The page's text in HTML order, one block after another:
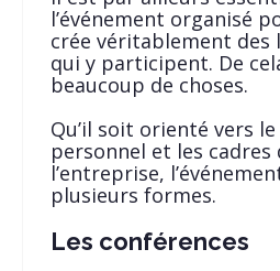
l’événement organisé
crée véritablement des
qui y participent. De
beaucoup de choses.
Qu’il soit orienté vers
personnel et les
l’entreprise,
plusieurs formes.
Les conférences